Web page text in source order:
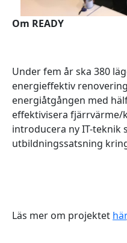
Om READY
Under fem år ska 380
energieffektiv
energiåtgången med
effektivisera fjärrvärme/
introducera ny IT-teknik
utbildningssatsning
Läs mer om projektet här